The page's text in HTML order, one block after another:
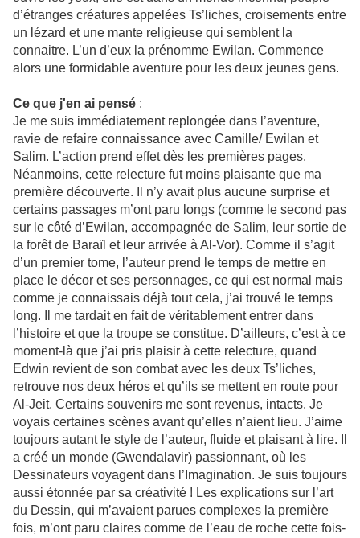
d’étranges créatures appelées Ts’liches, croisements entre
un lézard et une mante religieuse qui semblent la
connaitre. L’un d’eux la prénomme Ewilan. Commence
alors une formidable aventure pour les deux jeunes gens.
Ce que j'en ai pensé :
Je me suis immédiatement replongée dans l’aventure,
ravie de refaire connaissance avec Camille/ Ewilan et
Salim. L’action prend effet dès les premières pages.
Néanmoins, cette relecture fut moins plaisante que ma
première découverte. Il n’y avait plus aucune surprise et
certains passages m’ont paru longs (comme le second pas
sur le côté d’Ewilan, accompagnée de Salim, leur sortie de
la forêt de Baraïl et leur arrivée à Al-Vor). Comme il s’agit
d’un premier tome, l’auteur prend le temps de mettre en
place le décor et ses personnages, ce qui est normal mais
comme je connaissais déjà tout cela, j’ai trouvé le temps
long. Il me tardait en fait de véritablement entrer dans
l’histoire et que la troupe se constitue. D’ailleurs, c’est à ce
moment-là que j’ai pris plaisir à cette relecture, quand
Edwin revient de son combat avec les deux Ts’liches,
retrouve nos deux héros et qu’ils se mettent en route pour
Al-Jeit. Certains souvenirs me sont revenus, intacts. Je
voyais certaines scènes avant qu’elles n’aient lieu. J’aime
toujours autant le style de l’auteur, fluide et plaisant à lire. Il
a créé un monde (Gwendalavir) passionnant, où les
Dessinateurs voyagent dans l’Imagination. Je suis toujours
aussi étonnée par sa créativité ! Les explications sur l’art
du Dessin, qui m’avaient parues complexes la première
fois, m’ont paru claires comme de l’eau de roche cette fois-